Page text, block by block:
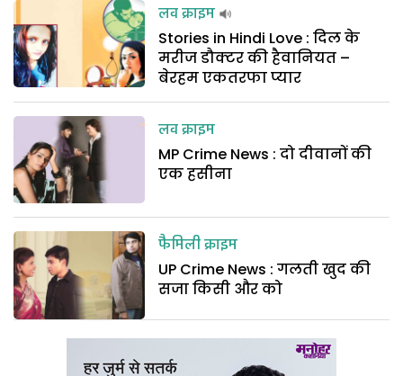
लव क्राइम
Stories in Hindi Love : दिल के
मरीज डौक्टर की हैवानियत –
बेरहम एकतरफा प्यार
लव क्राइम
MP Crime News : दो दीवानों की
एक हसीना
फैमिली क्राइम
UP Crime News : गलती खुद की
सजा किसी और को